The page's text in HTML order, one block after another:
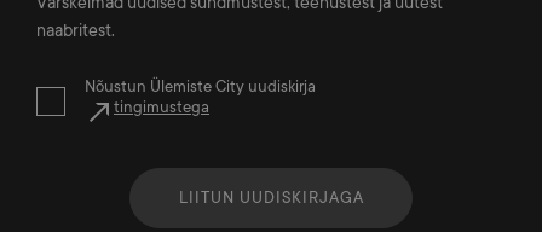
naabritest.
Nõustun Ülemiste City uudiskirja
tingimustega
LIITUN UUDISKIRJAGA